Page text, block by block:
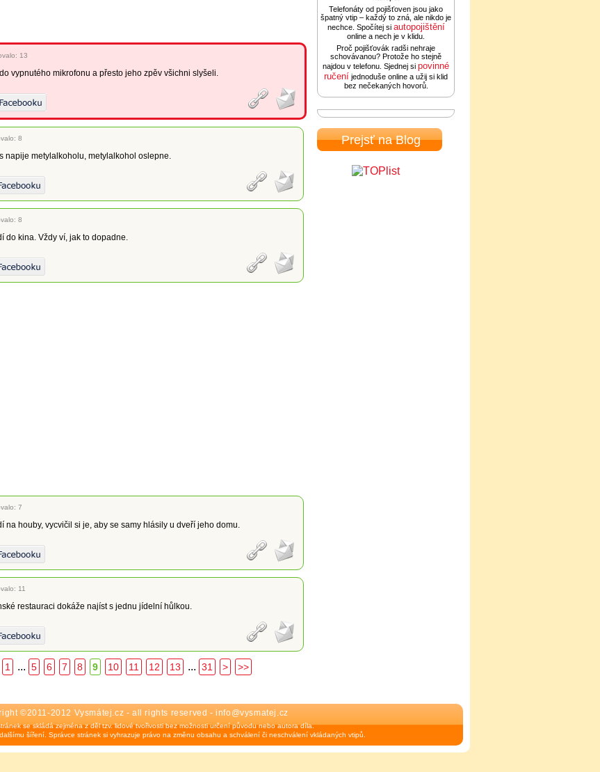
13
vypnutého mikrofonu a přesto jeho zpěv všichni slyšeli.
8
napije metylalkoholu, metylalkohol oslepne.
8
do kina. Vždy ví, jak to dopadne.
7
na houby, vycvičil si je, aby se samy hlásily u dveří jeho domu.
11
restauraci dokáže najíst s jednu jídelní hůlkou.
1 ... 5 6 7 8 9 10 11 12 13 ... 31 > >>
Telefonáty od pojišťoven jsou jako
špatný vtip – každý to zná, ale nikdo je
nechce. Spočítej si autopojištění
online a nech je v klidu.
Proč pojišťovák radši nehraje
schovávanou? Protože ho stejně
najdou v telefonu. Sjednej si povinné
ručení jednoduše online a užij si klid
bez nečekaných hovorů.
Prejsť na Blog
©2011-2012 Vysmátej.cz - all rights reserved - info@vysmatej.cz
se skládá zejména z děl tzv. lidové tvořivosti bez možnosti určení původu nebo autora díla.
šíření. Správce stránek si vyhrazuje právo na změnu obsahu a schválení či neschválení vkládaných vtipů.